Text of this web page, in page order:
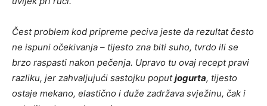
Čest problem kod pripreme peciva jeste da rezultat često
ne ispuni očekivanja – tijesto zna biti suho, tvrdo ili se
brzo raspasti nakon pečenja. Upravo tu ovaj recept pravi
razliku, jer zahvaljujući sastojku poputjogurta, tijesto
ostaje mekano, elastično i duže zadržava svježinu, čak i